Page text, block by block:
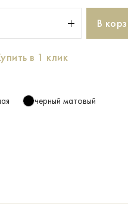
В
в 1 клик
черный матовый